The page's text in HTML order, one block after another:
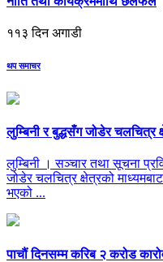
११३ दिन अगाडी
थप समाचर
लुम्बिनी र बुद्धसँग जोडेर चलचित्र
लुम्बिनी । सञ्चार तथा सूचना
जोडेर चलचित्र क्षेत्रको
भएको ...
पाचौं दिनसम्म करिब २ करोड